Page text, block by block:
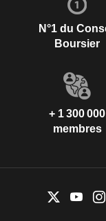
N°1 du
Boursier
+ 1 300 000
membres